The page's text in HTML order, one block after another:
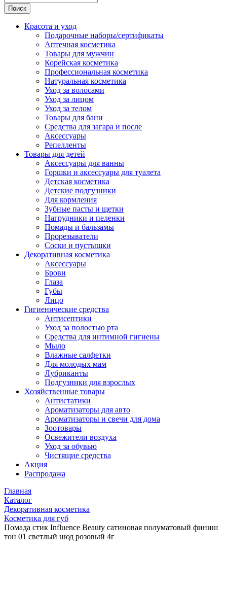
Поиск
Красота и уход
Подарочные наборы/сертификаты
Аптечная косметика
Товары для мужчин
Корейская косметика
Профессиональная косметика
Натуральная косметика
Уход за волосами
Уход за лицом
Уход за телом
Товары для бани
Средства для загара и после
Аксессуары
Репелленты
Товары для детей
Аксессуары для ванны
Горшки и аксессуары для туалета
Детская косметика
Детские подгузники
Для кормления
Зубные пасты и щетки
Нагрудники и пеленки
Помады и бальзамы
Прорезыватели
Соски и пустышки
Декоративная косметика
Аксессуары
Брови
Глаза
Губы
Лицо
Гигиенические средства
Антисептики
Уход за полостью рта
Средства для интимной гигиены
Мыло
Влажные салфетки
Для молодых мам
Лубриканты
Подгузники для взрослых
Хозяйственные товары
Антистатики
Ароматизаторы для авто
Ароматизаторы и свечи для дома
Зоотовары
Освежители воздуха
Уход за обувью
Чистящие средства
Акция
Распродажа
Главная
Каталог
Декоративная косметика
Косметика для губ
Помада стик Influence Beauty сатиновая полуматовый финиш
тон 01 светлый нюд розовый 4г